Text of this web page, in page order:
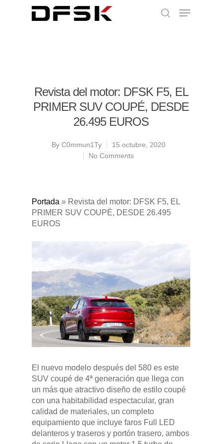
Revista del motor: DFSK F5, EL
PRIMER SUV COUPÉ, DESDE
26.495 EUROS
By C0mmun1Ty
15 octubre, 2020
No Comments
Portada » Revista del motor: DFSK F5, EL
PRIMER SUV COUPÉ, DESDE 26.495
EUROS
El nuevo modelo después del 580 es este
SUV coupé de 4ª generación que llega con
un más que atractivo diseño de estilo coupé
con una habitabilidad espectacular, gran
calidad de materiales, un completo
equipamiento que incluye faros Full LED
delanteros y traseros y portón trasero, ambos